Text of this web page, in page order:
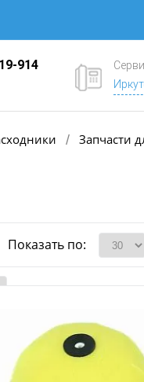
914
/ Запчасти
Показать по: